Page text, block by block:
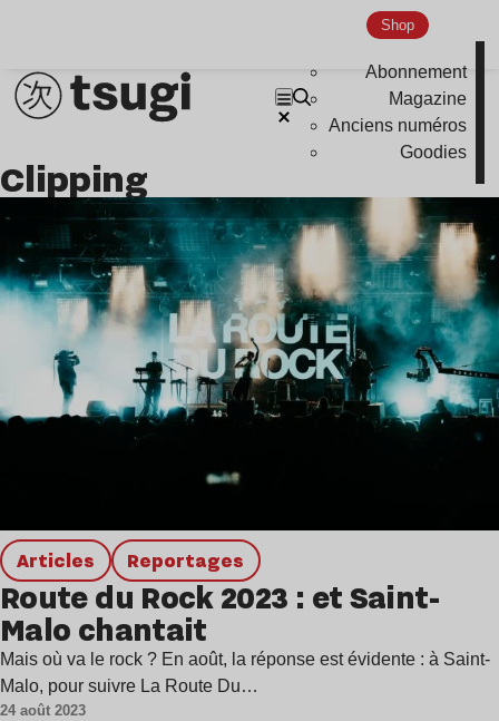
Shop
Abonnement
Magazine
Anciens numéros
Goodies
Clipping
Articles Reportages
Route du Rock 2023 : et Saint-
Malo chantait
Mais où va le rock ? En août, la réponse est évidente : à Saint-
Malo, pour suivre La Route Du…
24 août 2023